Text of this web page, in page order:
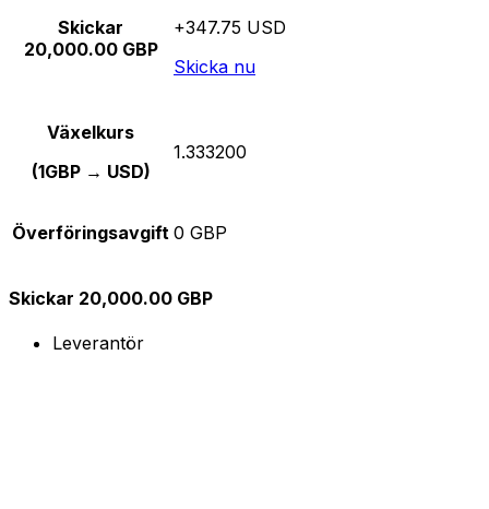
Skickar
20,000.00 GBP
+347.75 USD
Skicka nu
Växelkurs
(1GBP → USD)
1.333200
Överföringsavgift 0 GBP
Skickar 20,000.00 GBP
Leverantör